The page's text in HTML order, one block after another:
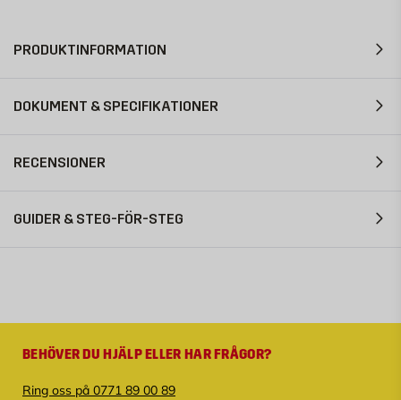
PRODUKTINFORMATION
DOKUMENT & SPECIFIKATIONER
RECENSIONER
GUIDER & STEG-FÖR-STEG
BEHÖVER DU HJÄLP ELLER HAR FRÅGOR?
Ring oss på 0771 89 00 89